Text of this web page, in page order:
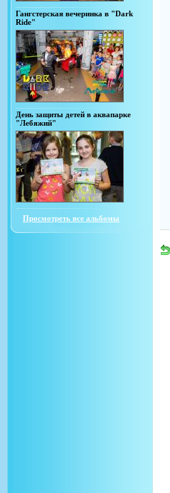
Гангстерская вечеринка в "Dark
Ride"
День защиты детей в аквапарке
"Лебяжий"
Просмотреть все альбомы